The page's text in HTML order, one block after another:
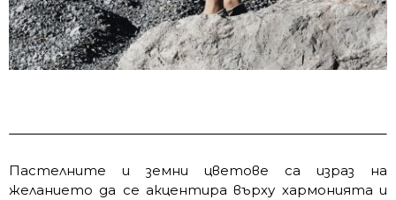
Пастелните и земни цветове са израз на
желанието да се акцентира върху хармонията и